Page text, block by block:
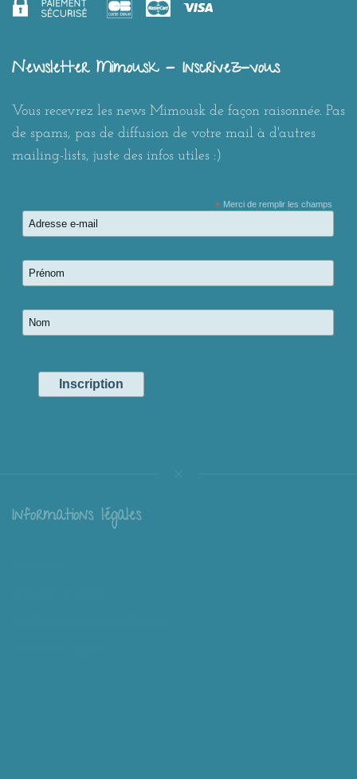
Newsletter Mimousk - Inscrivez-vous
Vous recevrez les news Mimousk de façon raisonnée. Pas
de spams, pas de diffusion de votre mail à d'autres
mailing-lists, juste des infos utiles :)
*Merci de remplir les champs
Informations légales